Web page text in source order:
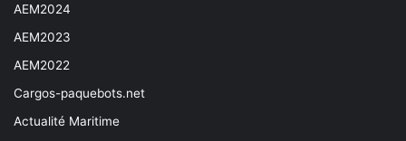
AEM2024
AEM2023
AEM2022
Cargos-paquebots.net
Actualité Maritime